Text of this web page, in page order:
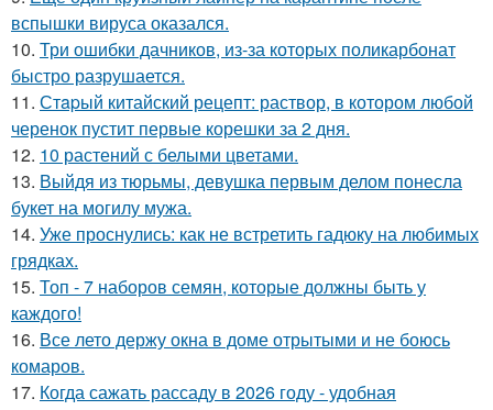
вспышки вируса оказался.
10. Три ошибки дачников, из-за которых поликарбонат
быстро разрушается.
11. Стapый китайский рецепт: раствор, в котором любой
черенок пустит первые корешки за 2 дня.
12. 10 растений с белыми цветами.
13. Выйдя из тюрьмы, девушка первым делом понесла
букет на могилу мужа.
14. Уже проснулись: как не встретить гадюку на любимых
грядках.
15. Топ - 7 наборов семян, которые должны быть у
каждого!
16. Все лето держу окна в доме отрытыми и не боюсь
комаров.
17. Когда сажать рассаду в 2026 году - удобная